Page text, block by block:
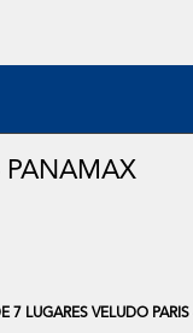
PANAMAX
7 LUGARES VELUDO